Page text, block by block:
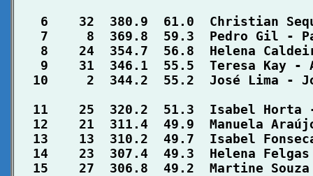
6    32  380.9  61.0  Christian
7     8  369.8  59.3  Pedro Gil -
8    24  354.7  56.8  Helena
9    31  346.1  55.5  Teresa Kay -
10     2  344.2  55.2  José Lima -
11    25  320.2  51.3  Isabel Horta
12    21  311.4  49.9  Manuela
13    13  310.2  49.7  Isabel
14    23  307.4  49.3  Helena
15    27  306.8  49.2  Martine